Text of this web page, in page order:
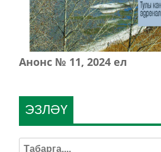
Анонс № 11, 2024 ел
ЭЗЛӘҮ